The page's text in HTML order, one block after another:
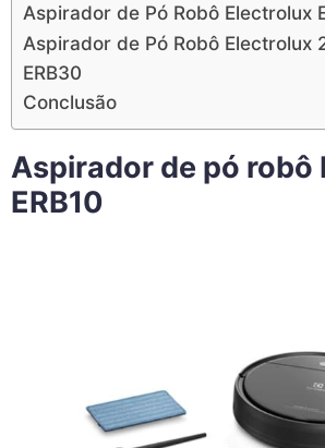
Aspirador de Pó Robô Electrolux
Aspirador de Pó Robô Electrolux
ERB30
Conclusão
Aspirador de pó robô
ERB10